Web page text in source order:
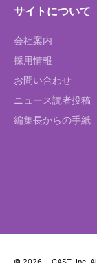
サイトについて
会社案内
採用情報
お問い合わせ
ニュース読者投稿
編集長からの手紙